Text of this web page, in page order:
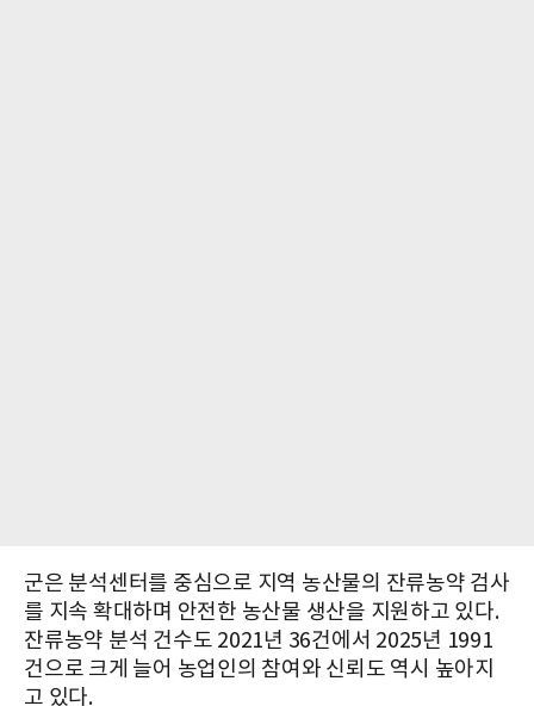
군은 분석센터를 중심으로 지역 농산물의 잔류농약 검사
를 지속 확대하며 안전한 농산물 생산을 지원하고 있다.
잔류농약 분석 건수도 2021년 36건에서 2025년 1991
건으로 크게 늘어 농업인의 참여와 신뢰도 역시 높아지
고 있다.